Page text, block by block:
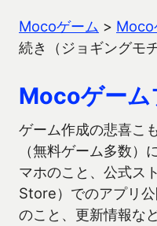
Mocoゲーム > Moco
続き（ジョギングモ
Mocoゲーム
ゲーム作成の悲喜こ
（無料ゲーム多数）
マホのこと、公式ス
Store）でのアプリ
のこと、更新情報な